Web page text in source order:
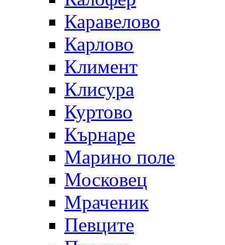
Каравелово
Карлово
Климент
Клисура
Куртово
Кърнаре
Марино поле
Московец
Мраченик
Певците